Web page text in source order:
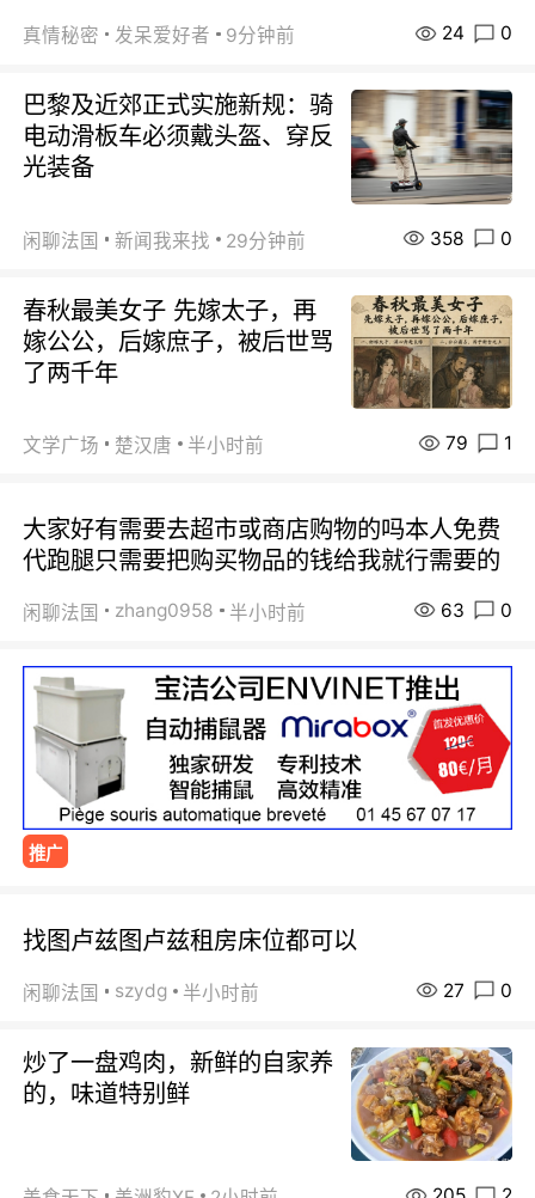
真情秘密 发呆爱好者 9分钟前 24 0
巴黎及近郊正式实施新规：骑
电动滑板车必须戴头盔、穿反
光装备
闲聊法国 新闻我来找 29分钟前 358 0
春秋最美女子 先嫁太子，再
嫁公公，后嫁庶子，被后世骂
了两千年
文学广场 楚汉唐 半小时前 79 1
大家好有需要去超市或商店购物的吗本人免费
代跑腿只需要把购买物品的钱给我就行需要的
闲聊法国 zhang0958 半小时前 63 0
推广
找图卢兹图卢兹租房床位都可以
闲聊法国 szydg 半小时前 27 0
炒了一盘鸡肉，新鲜的自家养
的，味道特别鲜